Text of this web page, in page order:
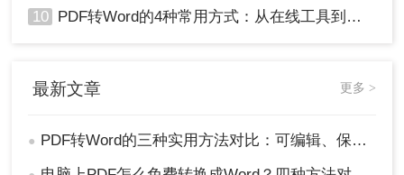
10 PDF转Word的4种常用方式：从在线工具到桌面软件全梳理！
最新文章 更多 >
● PDF转Word的三种实用方法对比：可编辑、保格式、避风险！